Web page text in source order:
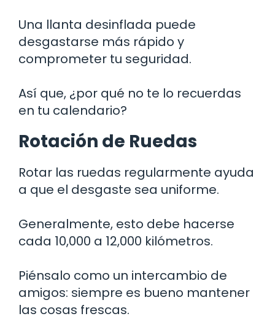
Una llanta desinflada puede
desgastarse más rápido y
comprometer tu seguridad.
Así que, ¿por qué no te lo recuerdas
en tu calendario?
Rotación de Ruedas
Rotar las ruedas regularmente ayuda
a que el desgaste sea uniforme.
Generalmente, esto debe hacerse
cada 10,000 a 12,000 kilómetros.
Piénsalo como un intercambio de
amigos: siempre es bueno mantener
las cosas frescas.